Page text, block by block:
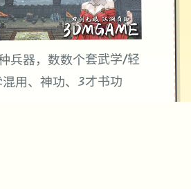
兵器，数数个套武学/轻
用、神功、3才书功